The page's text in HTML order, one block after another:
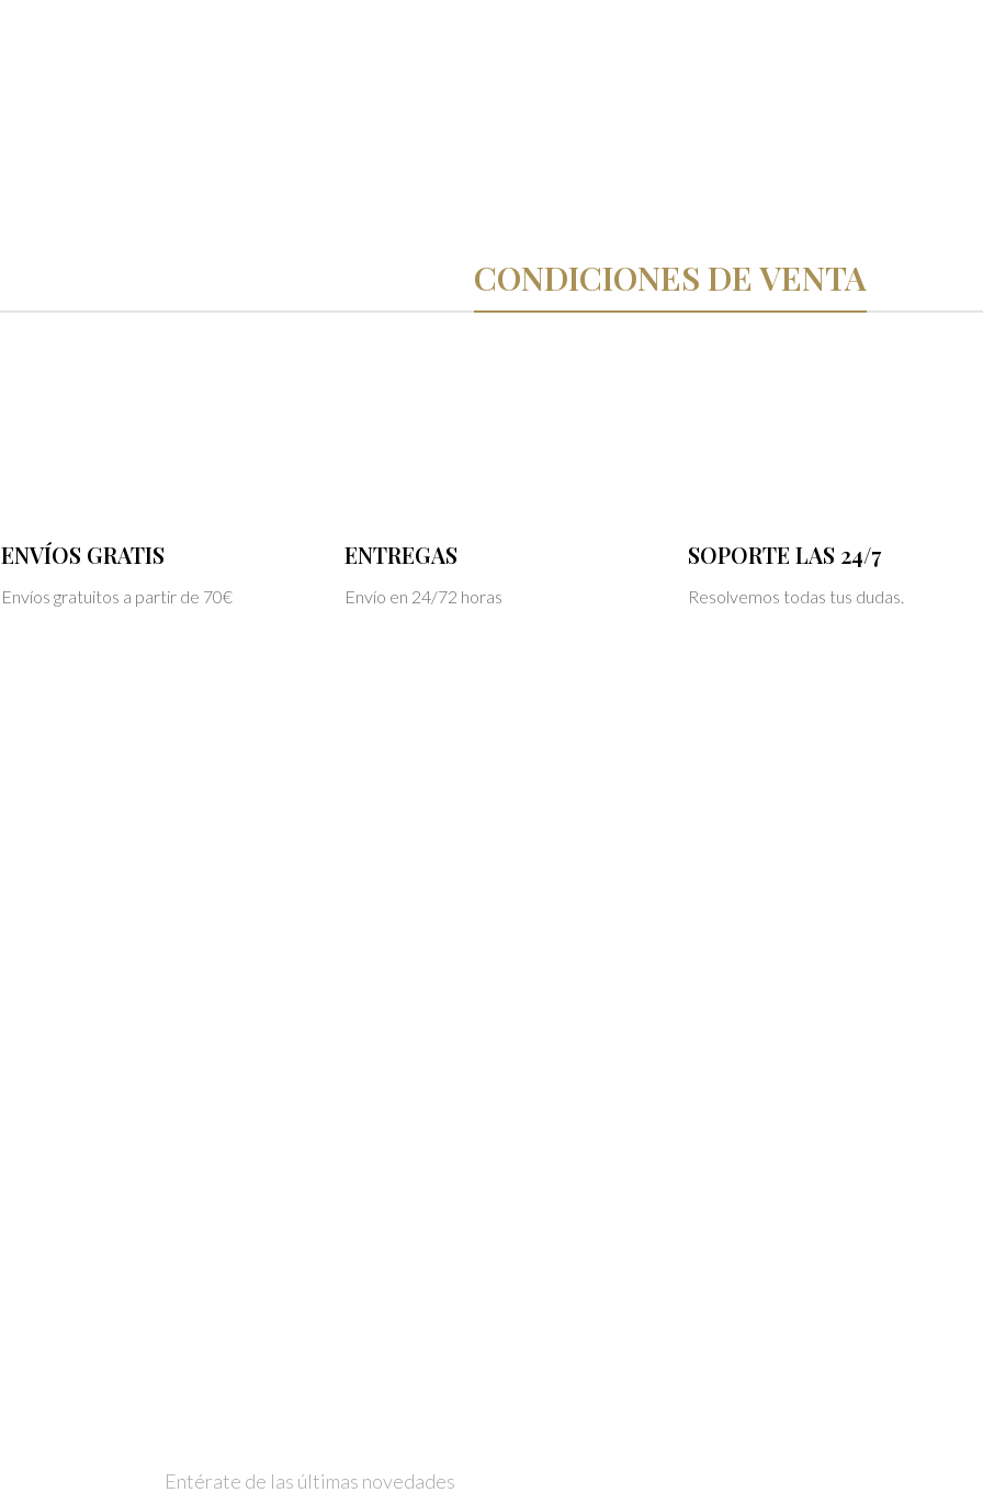
CONDICIONES DE VENTA
ENVÍOS GRATIS
Envíos gratuitos a partir de 70€
ENTREGAS
Envío en 24/72 horas
SOPORTE LAS 24/7
Resolvemos todas tus dudas.
Entérate de las últimas novedades